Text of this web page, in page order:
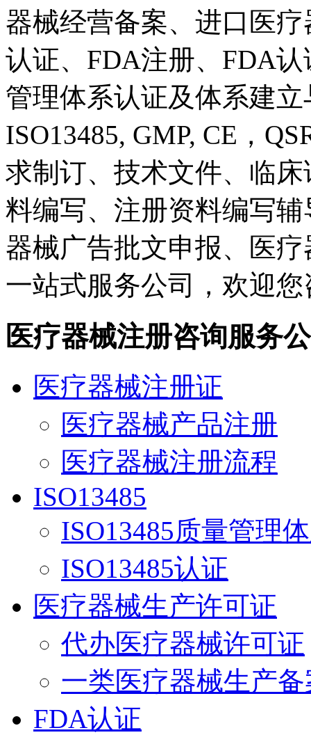
器械经营备案、进口医
认证、FDA注册、FDA
管理体系认证及体系建
ISO13485, GMP, CE，
求制订、技术文件、临
料编写、注册资料编写
器械广告批文申报、医
一站式服务公司，欢迎
医疗器械注册咨询服务
医疗器械注册证
医疗器械产品注册
医疗器械注册流程
ISO13485
ISO13485质量管理
ISO13485认证
医疗器械生产许可证
代办医疗器械许可证
一类医疗器械生产备
FDA认证